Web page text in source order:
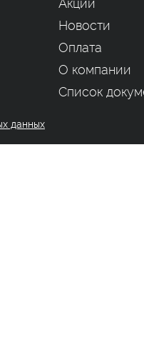
Акции
Новости
Оплата
О компании
Список
данных